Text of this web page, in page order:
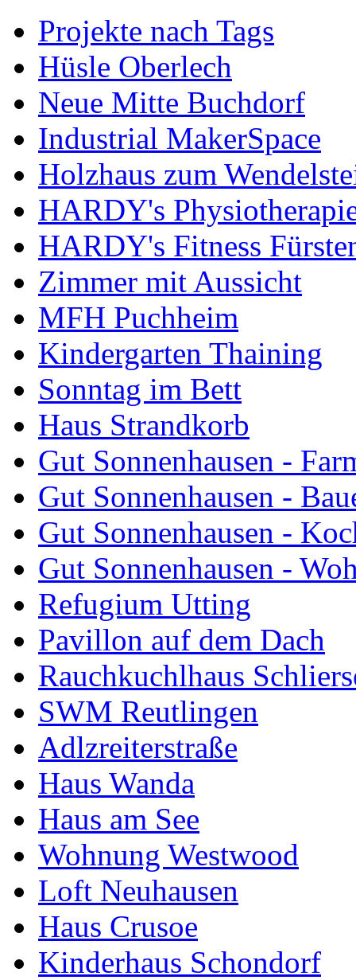
Projekte nach Tags
Hüsle Oberlech
Neue Mitte Buchdorf
Industrial MakerSpace
Holzhaus zum
HARDY's
HARDY's Fitness
Zimmer mit Aussicht
MFH Puchheim
Kindergarten Thaining
Sonntag im Bett
Haus Strandkorb
Gut Sonnenhausen -
Gut Sonnenhausen -
Gut Sonnenhausen -
Gut Sonnenhausen -
Refugium Utting
Pavillon auf dem Dach
Rauchkuchlhaus
SWM Reutlingen
Adlzreiterstraße
Haus Wanda
Haus am See
Wohnung Westwood
Loft Neuhausen
Haus Crusoe
Kinderhaus Schondorf